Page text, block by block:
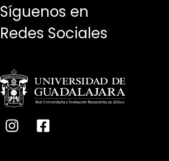
Síguenos en
Redes Sociales